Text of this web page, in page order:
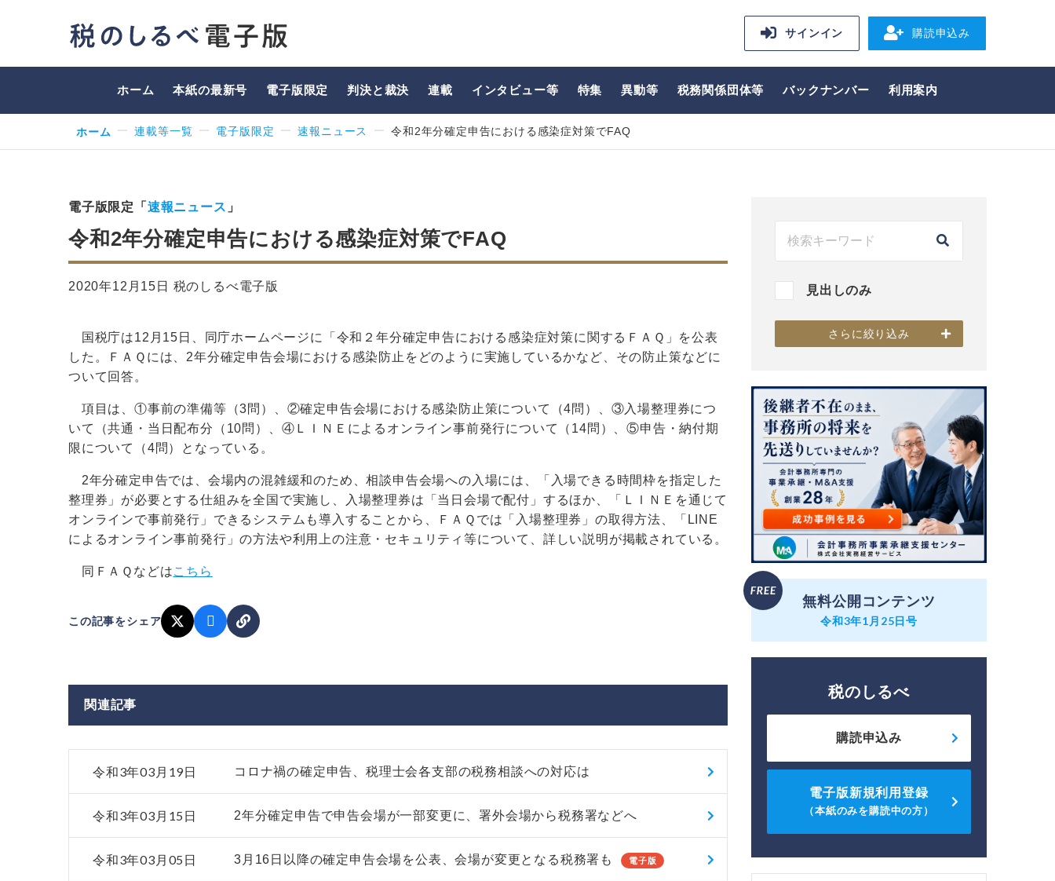
サインイン 購読申込み
ホーム 本紙の最新号 電子版限定 判決と裁決 連載 インタビュー等 特集 異動等 税務関係団体等 バックナンバー 利用案内
ホーム 連載等一覧 電子版限定 速報ニュース 令和2年分確定申告における感染症対策でFAQ
電子版限定「 速報ニュース 」
令和2年分確定申告における感染症対策でFAQ
2020年12月15日 税のしるべ電子版
国税庁は12月15日、同庁ホームページに「令和２年分確定申告における感染症対策に関するＦＡＱ」を公表
した。ＦＡＱには、2年分確定申告会場における感染防止をどのように実施しているかなど、その防止策などに
ついて回答。
項目は、①事前の準備等（3問）、②確定申告会場における感染防止策について（4問）、③入場整理券につ
いて（共通・当日配布分（10問）、④ＬＩＮＥによるオンライン事前発行について（14問）、⑤申告・納付期
限について（4問）となっている。
2年分確定申告では、会場内の混雑緩和のため、相談申告会場への入場には、「入場できる時間枠を指定した
整理券」が必要とする仕組みを全国で実施し、入場整理券は「当日会場で配付」するほか、「ＬＩＮＥを通じて
オンラインで事前発行」できるシステムも導入することから、ＦＡＱでは「入場整理券」の取得方法、「LINE
によるオンライン事前発行」の方法や利用上の注意・セキュリティ等について、詳しい説明が掲載されている。
同ＦＡＱなどはこちら
この記事をシェア
関連記事
令和3年03月19日 コロナ禍の確定申告、税理士会各支部の税務相談への対応は
令和3年03月15日 2年分確定申告で申告会場が一部変更に、署外会場から税務署などへ
令和3年03月05日 3月16日以降の確定申告会場を公表、会場が変更となる税務署も 電子版
見出しのみ
さらに絞り込み
無料公開コンテンツ
令和3年1月25日号
税のしるべ
購読申込み
電子版新規利用登録
（本紙のみを購読中の方）